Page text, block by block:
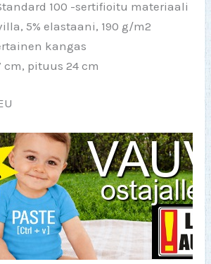
100 -sertifioitu materiaali
5% elastaani, 190 g/m2
kangas
cm, pituus 24 cm